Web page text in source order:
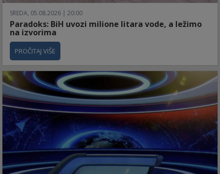
SREDA, 05.08.2026 | 20:00
Paradoks: BiH uvozi milione litara vode, a ležimo
na izvorima
PROČITAJ VIŠE